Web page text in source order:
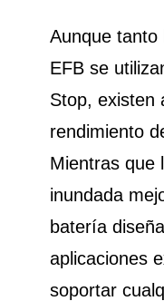
Aunque tanto
EFB se
Stop, existen
rendimiento
Mientras que
inundada
batería
aplicaciones
soportar